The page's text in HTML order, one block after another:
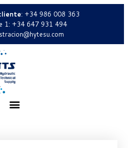
: +34 986 008 363
1: +34 647 931 494